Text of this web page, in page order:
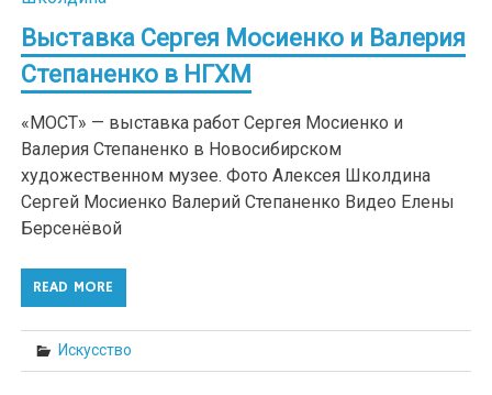
Выставка Сергея Мосиенко и Валерия
Степаненко в НГХМ
«МОСТ» — выставка работ Сергея Мосиенко и
Валерия Степаненко в Новосибирском
художественном музее. Фото Алексея Школдина
Сергей Мосиенко Валерий Степаненко Видео Елены
Берсенёвой
READ MORE
Искусство